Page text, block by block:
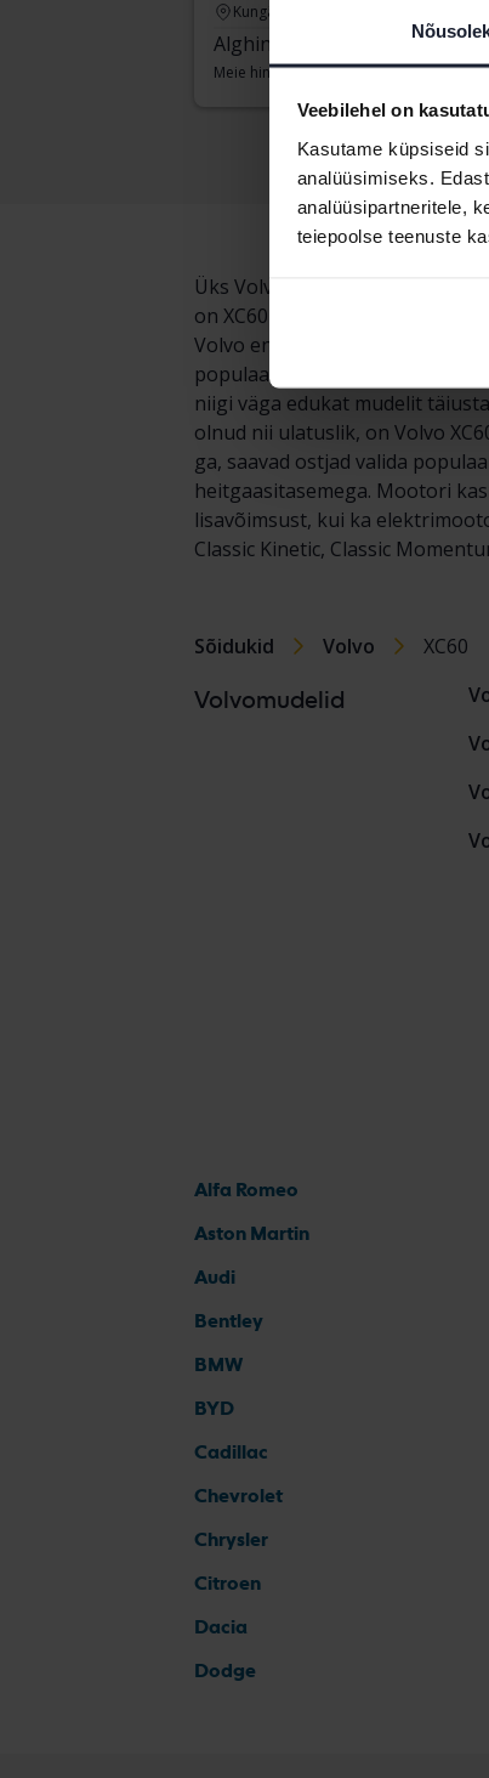
Veebilehel on
Kasutame küpsiseid
analüüsimiseks.
analüüsipartneritele,
teiepoolse teenuste
Kungälv (Ellesbo)
Alghind: Tulevad varsti
Meie hindamine on teel
Üks Volvo elegantsemaid ja
on XC60 oma elegantse disaini
Volvo enimmüüdud lisatasu
populaarsusele on kasutatud
niigi väga edukat mudelit
olnud nii ulatuslik, on Volvo
ga, saavad ostjad valida
heitgaasitasemega. Mootori
lisavõimsust, kui ka
Classic Kinetic, Classic
Sõidukid Volvo XC60
Volvomudelid
Alfa Romeo
Aston Martin
Audi
Bentley
BMW
BYD
Cadillac
Chevrolet
Chrysler
Citroen
Dacia
Dodge